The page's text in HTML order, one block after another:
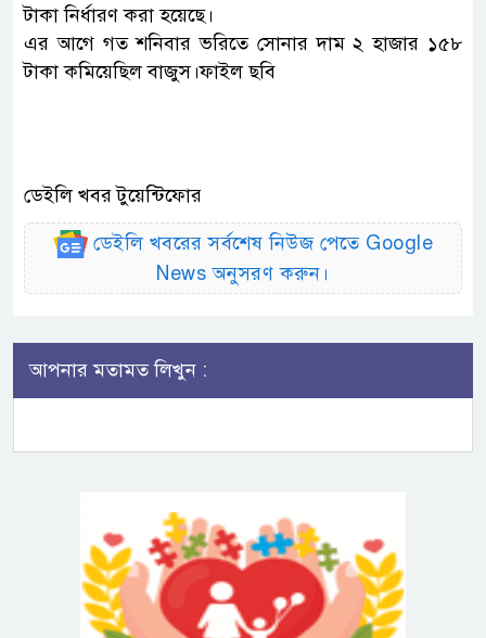
টাকা নির্ধারণ করা হয়েছে।
এর আগে গত শনিবার ভরিতে সোনার দাম ২ হাজার ১৫৮
টাকা কমিয়েছিল বাজুস।ফাইল ছবি
ডেইলি খবর টুয়েন্টিফোর
ডেইলি খবরের সর্বশেষ নিউজ পেতে Google
News অনুসরণ করুন।
আপনার মতামত লিখুন :